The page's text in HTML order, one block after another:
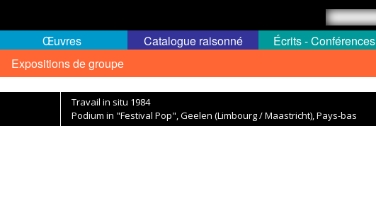
Expositions de groupe
Œuvres Catalogue raisonné Écrits - Conférences
Travail in situ 1984
Podium in "Festival Pop", Geelen (Limbourg / Maastricht), Pays-bas